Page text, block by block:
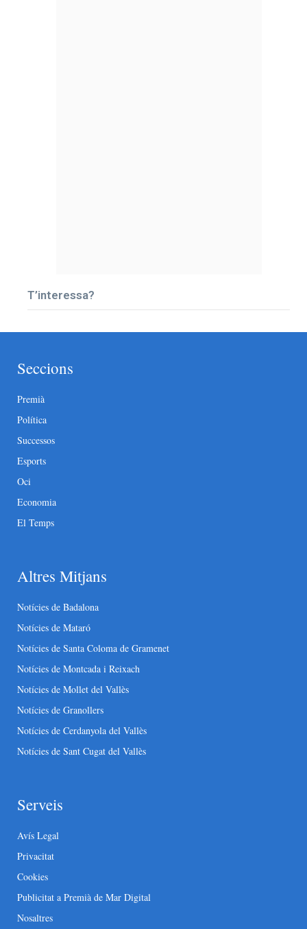
T’interessa?
Seccions
Premià
Política
Successos
Esports
Oci
Economia
El Temps
Altres Mitjans
Notícies de Badalona
Notícies de Mataró
Notícies de Santa Coloma de Gramenet
Notícies de Montcada i Reixach
Notícies de Mollet del Vallès
Notícies de Granollers
Notícies de Cerdanyola del Vallès
Notícies de Sant Cugat del Vallès
Serveis
Avís Legal
Privacitat
Cookies
Publicitat a Premià de Mar Digital
Nosaltres